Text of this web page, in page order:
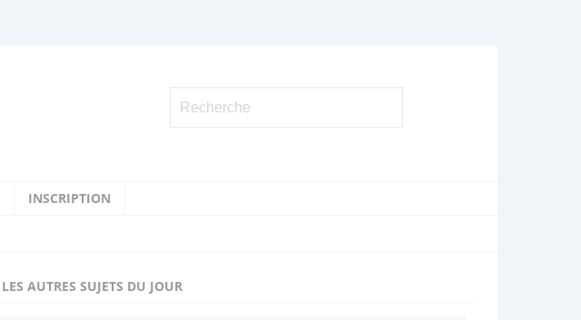
INSCRIPTION
LES AUTRES SUJETS DU JOUR